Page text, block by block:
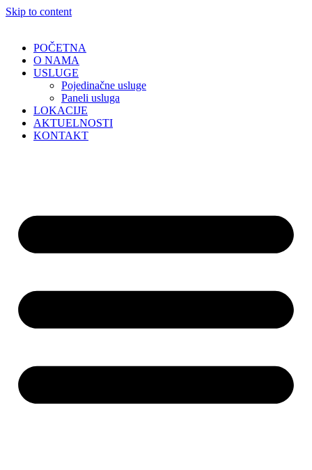
Skip to content
POČETNA
O NAMA
USLUGE
Pojedinačne usluge
Paneli usluga
LOKACIJE
AKTUELNOSTI
KONTAKT